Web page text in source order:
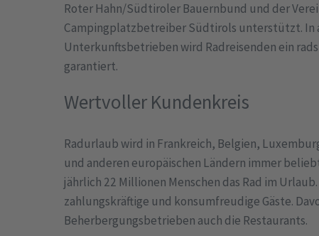
Roter Hahn/Südtiroler Bauernbund und der
Campingplatzbetreiber Südtirols unterstützt.
Unterkunftsbetrieben wird Radreisenden ein
garantiert.
Wertvoller Kundenkreis
Radurlaub wird in Frankreich, Belgien,
und anderen europäischen Ländern immer
jährlich 22 Millionen Menschen das Rad im
zahlungskräftige und konsumfreudige Gäste.
Beherbergungsbetrieben auch die Restaurants.